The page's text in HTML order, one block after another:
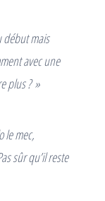
début mais
avec une
plus ? »
le mec,
sûr qu’il reste